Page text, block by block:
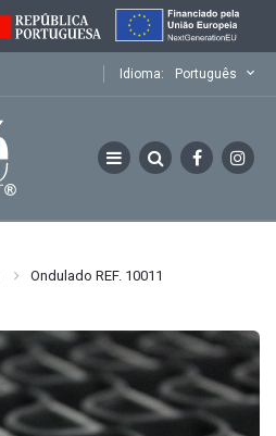
Idioma: Português
Ondulado REF. 10011